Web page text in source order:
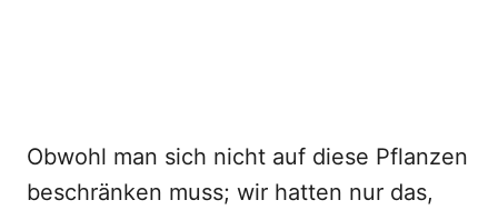
Obwohl man sich nicht auf diese Pflanzen
beschränken muss; wir hatten nur das,